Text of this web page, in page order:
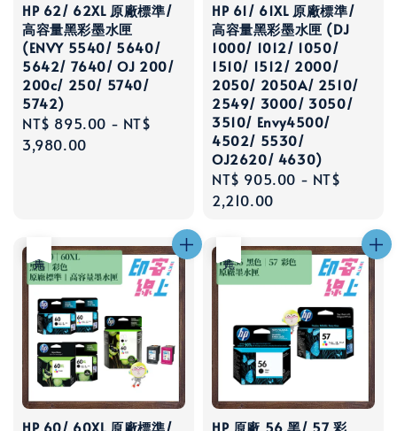
HP 62/ 62XL 原廠標準/
高容量黑彩墨水匣
(ENVY 5540/ 5640/
5642/ 7640/ OJ 200/
200c/ 250/ 5740/
5742)
Regular
price
NT$ 895.00 - NT$
3,980.00
HP 61/ 61XL 原廠標準/
高容量黑彩墨水匣 (DJ
1000/ 1012/ 1050/
1510/ 1512/ 2000/
2050/ 2050A/ 2510/
2549/ 3000/ 3050/
3510/ Envy4500/
4502/ 5530/
OJ2620/ 4630)
Regular
price
NT$ 905.00 - NT$
2,210.00
HP 60/ 60XL 原廠標準/
HP 原廠 56 黑/ 57 彩